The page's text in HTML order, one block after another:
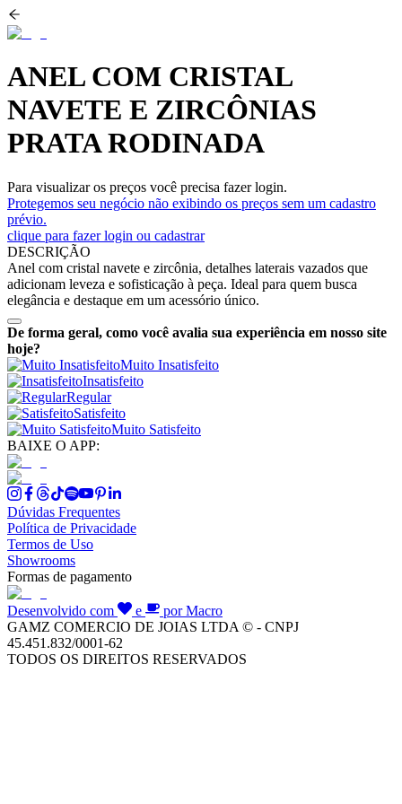
ANEL COM CRISTAL
NAVETE E ZIRCÔNIAS
PRATA RODINADA
Para visualizar os preços você precisa fazer login.
Protegemos seu negócio não exibindo os preços sem um cadastro
prévio.
clique para fazer login ou cadastrar
DESCRIÇÃO
Anel com cristal navete e zircônia, detalhes laterais vazados que
adicionam leveza e sofisticação à peça. Ideal para quem busca
elegância e destaque em um acessório único.
De forma geral, como você avalia sua experiência em nosso site
hoje?
Muito Insatisfeito
Insatisfeito
Regular
Satisfeito
Muito Satisfeito
BAIXE O APP:
Dúvidas Frequentes
Política de Privacidade
Termos de Uso
Showrooms
Formas de pagamento
Desenvolvido com e
por Macro
GAMZ COMERCIO DE JOIAS LTDA © - CNPJ
45.451.832/0001-62
TODOS OS DIREITOS RESERVADOS